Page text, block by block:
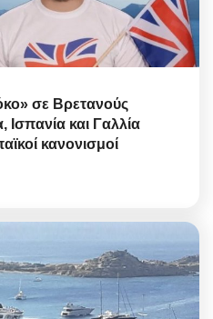
σε Βρετανούς
και Γαλλία
κανονισμοί